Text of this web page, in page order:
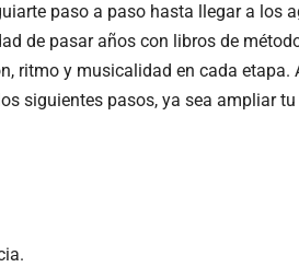
paso a paso hasta llegar a los
de pasar años con libros de
ritmo y musicalidad en cada etapa.
siguientes pasos, ya sea ampliar